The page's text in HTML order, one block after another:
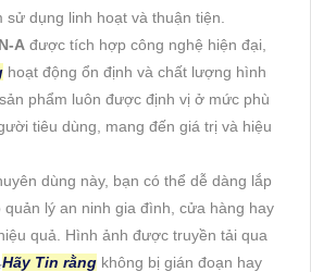
dụng linh hoạt và thuận tiện.
A được tích hợp công nghệ hiện đại,
hoạt động ổn định và chất lượng hình
phẩm luôn được định vị ở mức phù
tiêu dùng, mang đến giá trị và hiệu
dùng này, bạn có thể dễ dàng lắp
lý an ninh gia đình, cửa hàng hay
quả. Hình ảnh được truyền tải qua
Hãy Tin rằng không bị gián đoạn hay